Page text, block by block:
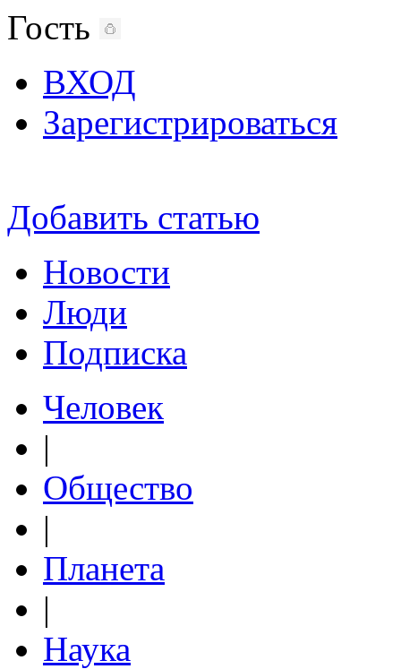
Гость
ВХОД
Зарегистрироваться
Добавить статью
Новости
Люди
Подписка
Человек
|
Общество
|
Планета
|
Наука